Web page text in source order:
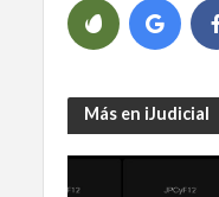
Más en iJudicial